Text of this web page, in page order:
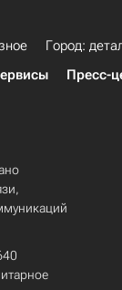
Город:
Пресс-